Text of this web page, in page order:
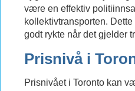
være en effektiv
kollektivtransporten.
godt rykte når det gjelder
Prisnivå i
Prisnivået i Toronto kan